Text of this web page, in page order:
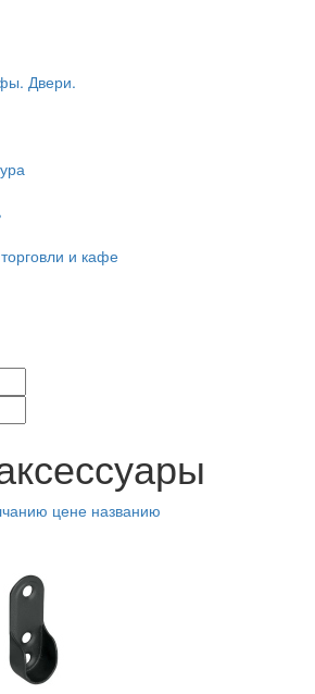
Двери.
и кафе
цене названию